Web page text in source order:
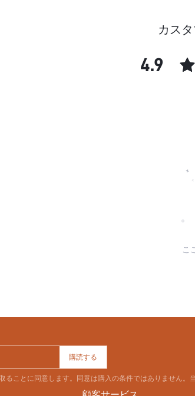
カス
4.9
こ
購読する
ることに同意します。同意は購入の条件ではありません。